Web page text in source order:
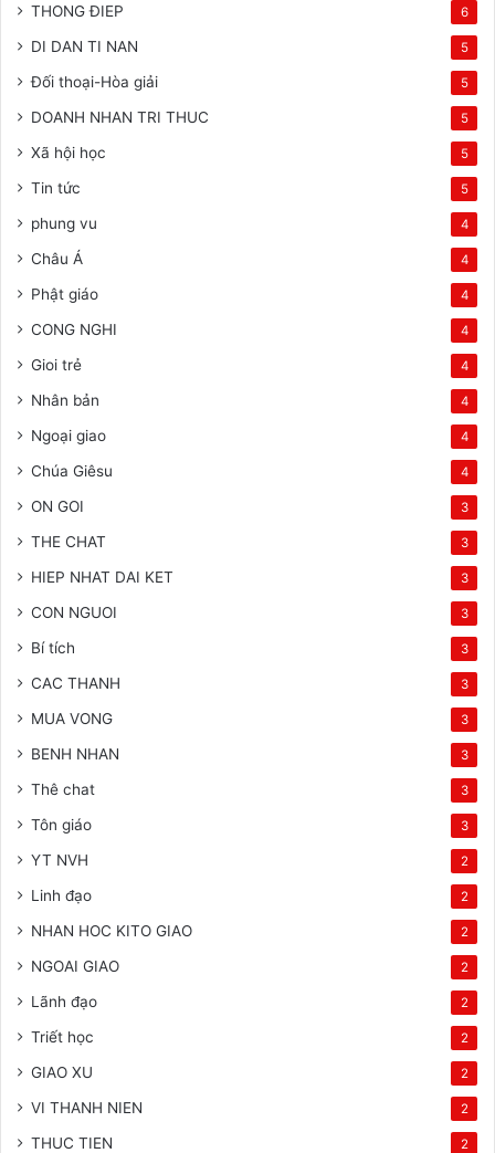
THONG ĐIEP 6
DI DAN TI NAN 5
Đối thoại-Hòa giải 5
DOANH NHAN TRI THUC 5
Xã hội học 5
Tin tức 5
phung vu 4
Châu Á 4
Phật giáo 4
CONG NGHI 4
Gioi trẻ 4
Nhân bản 4
Ngoại giao 4
Chúa Giêsu 4
ON GOI 3
THE CHAT 3
HIEP NHAT DAI KET 3
CON NGUOI 3
Bí tích 3
CAC THANH 3
MUA VONG 3
BENH NHAN 3
Thê chat 3
Tôn giáo 3
YT NVH 2
Linh đạo 2
NHAN HOC KITO GIAO 2
NGOAI GIAO 2
Lãnh đạo 2
Triết học 2
GIAO XU 2
VI THANH NIEN 2
THUC TIEN 2